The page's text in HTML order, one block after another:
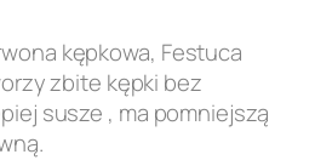
kępkowa, Festuca
zbite kępki bez
susze , ma pomniejszą